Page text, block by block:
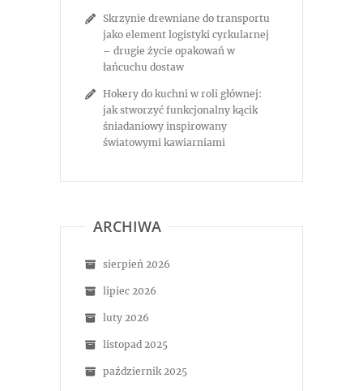
Skrzynie drewniane do transportu
jako element logistyki cyrkularnej
– drugie życie opakowań w
łańcuchu dostaw
Hokery do kuchni w roli głównej:
jak stworzyć funkcjonalny kącik
śniadaniowy inspirowany
światowymi kawiarniami
ARCHIWA
sierpień 2026
lipiec 2026
luty 2026
listopad 2025
październik 2025